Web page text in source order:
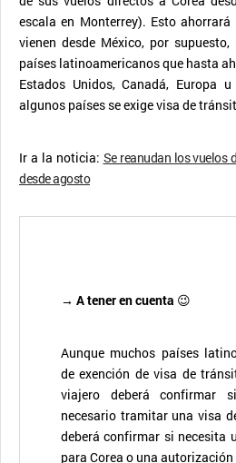
escala en Monterrey). Esto
vienen desde México, por
países latinoamericanos que hasta
Estados Unidos, Canadá, Europa
algunos países se exige visa de
Ir a la noticia: Se reanudan los vuelos
desde agosto
→ A tener en cuenta 😉
Aunque muchos países
de exención de visa de
viajero deberá confirmar
necesario tramitar una visa
deberá confirmar si necesita
para Corea o una